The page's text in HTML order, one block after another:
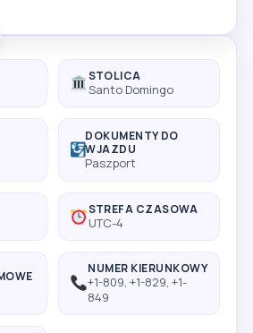
STOLICA
Santo Domingo
DOKUMENTY DO
WJAZDU
Paszport
STREFA CZASOWA
UTC-4
NUMER KIERUNKOWY
+1-809, +1-829, +1-
849